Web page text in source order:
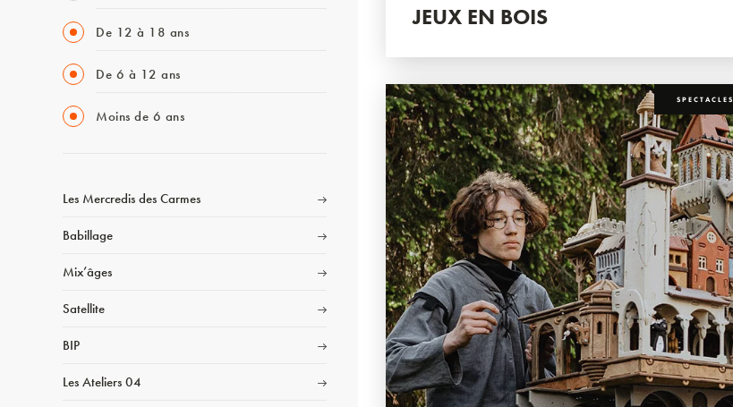
De 12 à 18 ans
De 6 à 12 ans
Moins de 6 ans
Les Mercredis des Carmes
Babillage
Mix’âges
Satellite
BIP
Les Ateliers 04
JEUX EN BOIS
SPECTACLES